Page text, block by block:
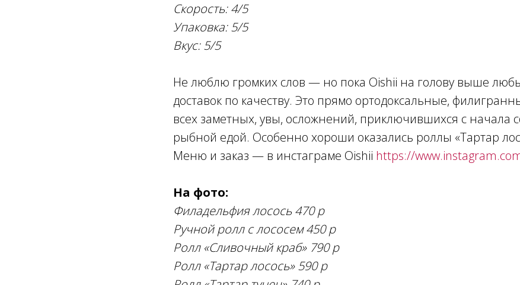
Скорость: 4/5
Упаковка: 5/5
Вкус: 5/5
Не люблю громких слов — но пока Oishii на голову выше
доставок по качеству. Это прямо ортодоксальные,
всех заметных, увы, осложнений, приключившихся с начала
рыбной едой. Особенно хороши оказались роллы «Тартар
Меню и заказ — в инстаграме Oishii https://
На фото:
Филадельфия лосось 470 р
Ручной ролл с лососем 450 р
Ролл «Сливочный краб» 790 р
Ролл «Тартар лосось» 590 р